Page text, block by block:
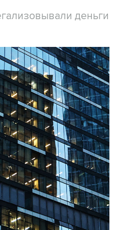
деньги